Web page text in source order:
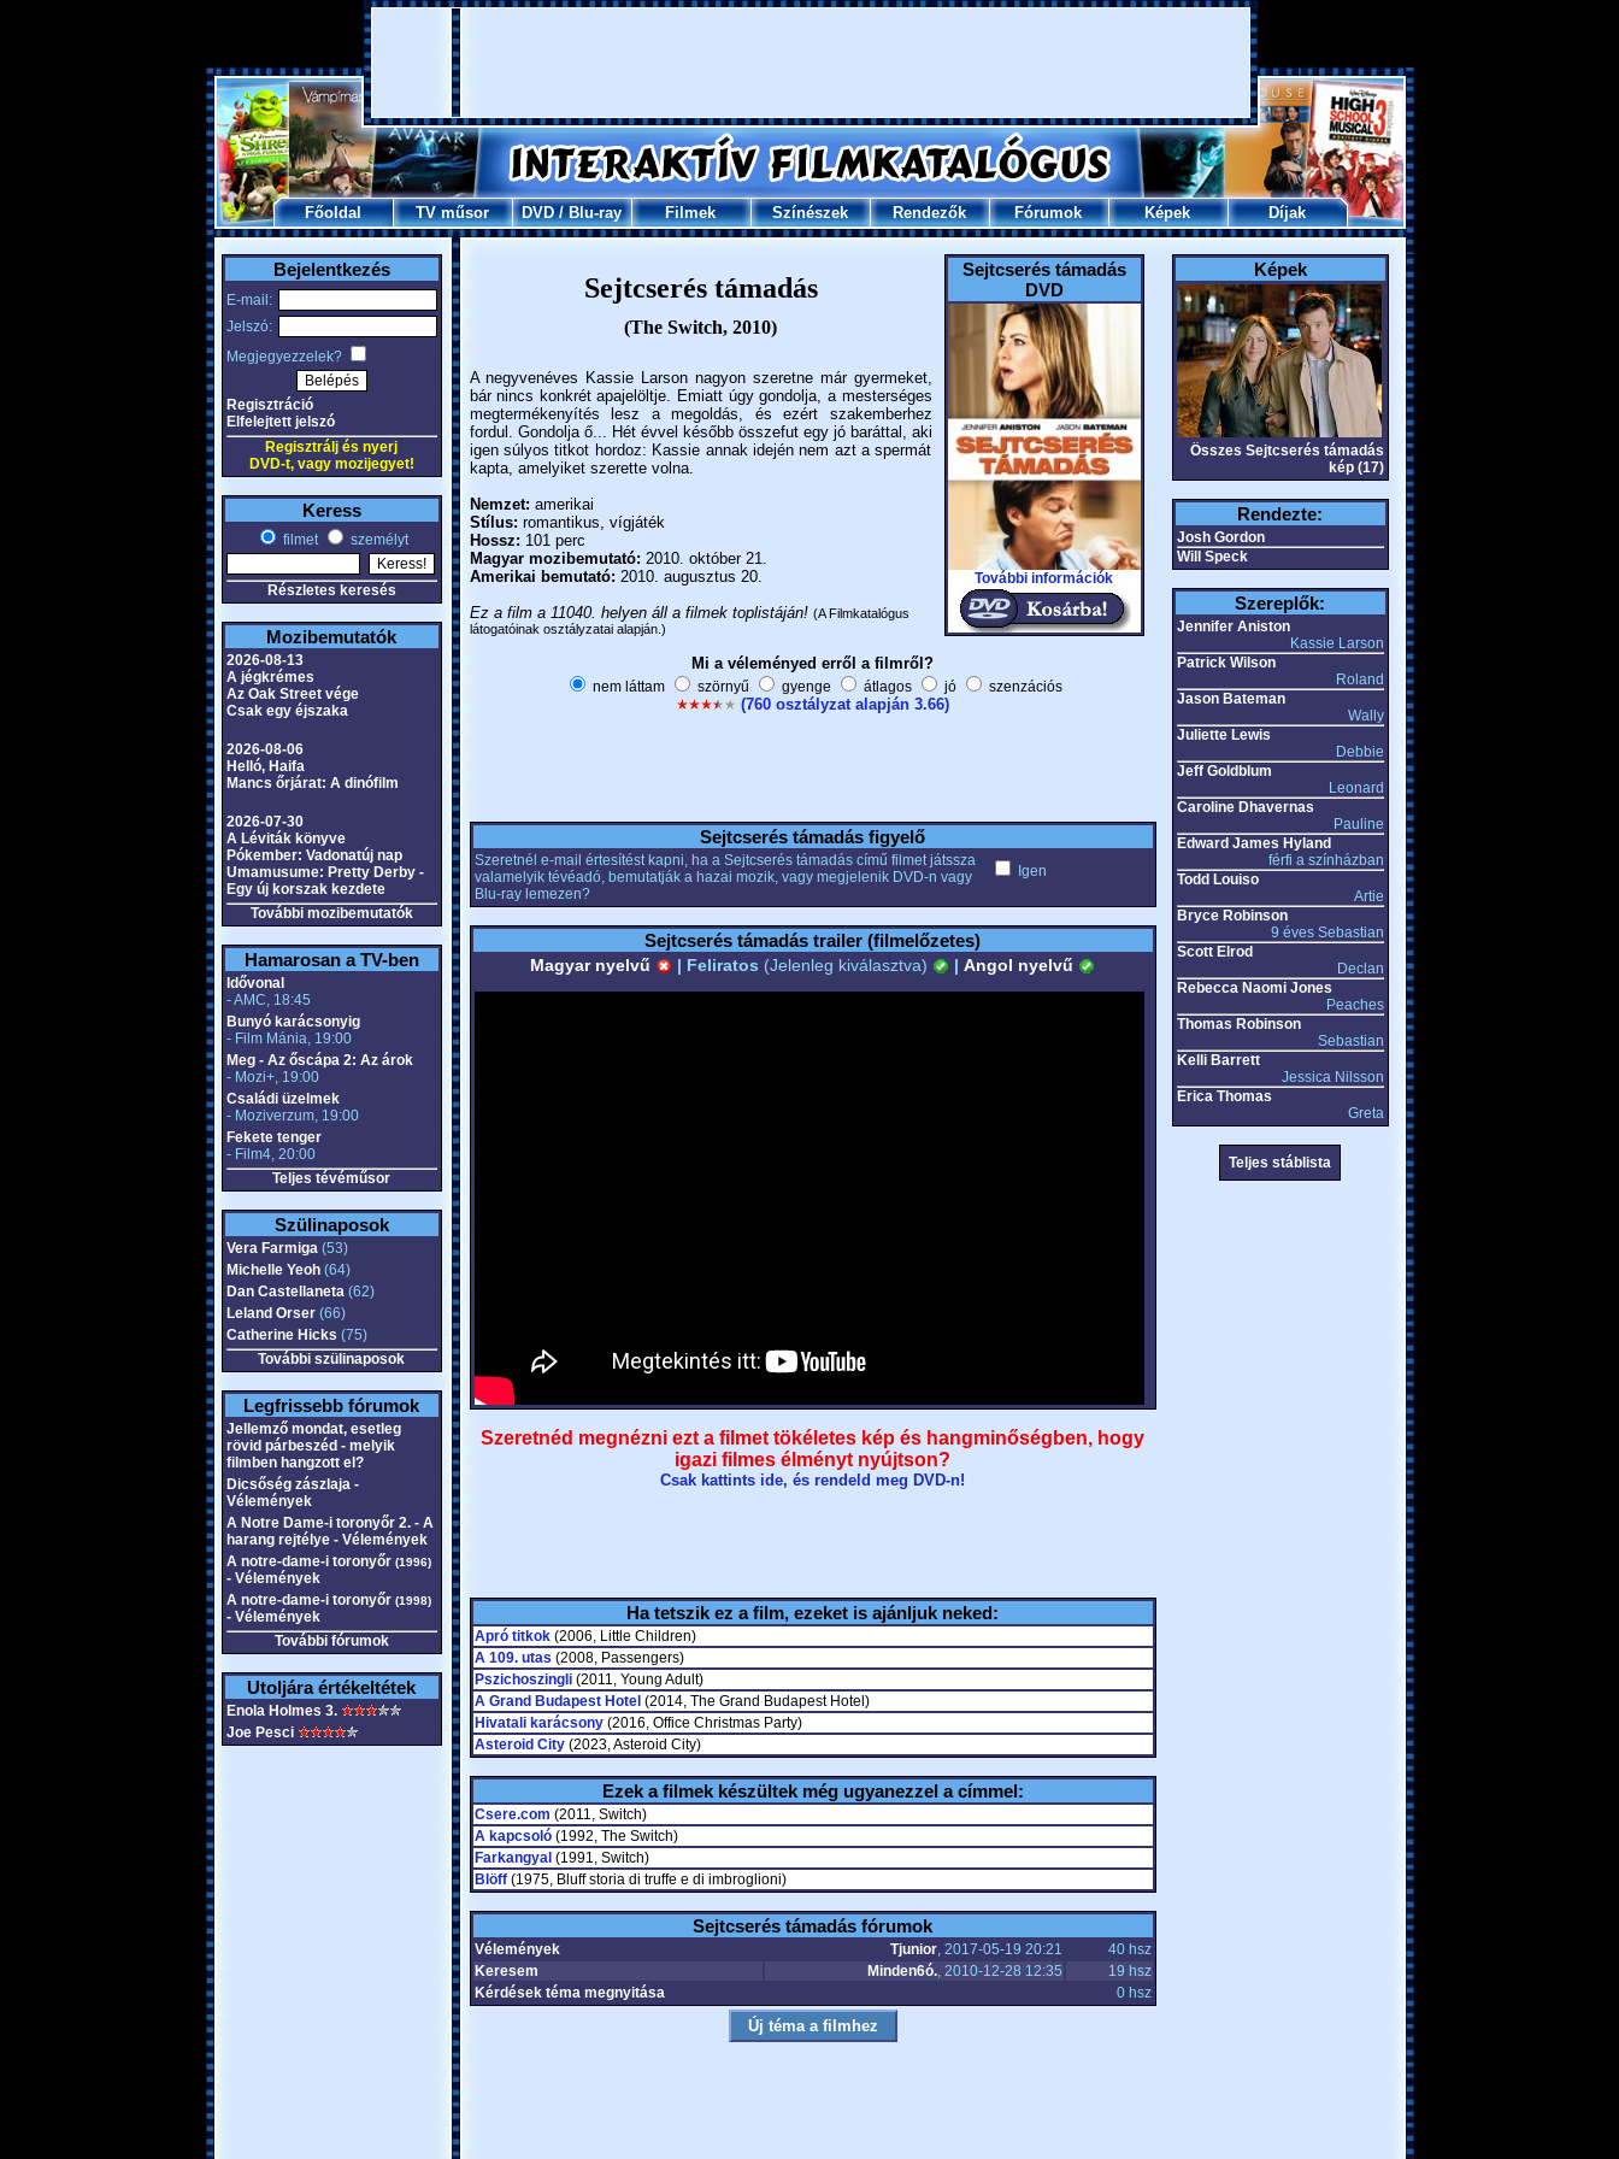
Főoldal TV műsor DVD/Blu-ray Filmek Színészek Rendezők Fórumok Képek Díjak
Bejelentkezés
E-mail:
Jelszó:
Megjegyezzelek?
Regisztráció
Elfelejtett jelszó
Regisztrálj és nyerj
DVD-t, vagy mozijegyet!
Keress
filmet személyt
Részletes keresés
Mozibemutatók
2026-08-13
A jégkrémes
Az Oak Street vége
Csak egy éjszaka
2026-08-06
Helló, Haifa
Mancs őrjárat: A dinófilm
2026-07-30
A Léviták könyve
Pókember: Vadonatúj nap
Umamusume: Pretty Derby -
Egy új korszak kezdete
További mozibemutatók
Hamarosan a TV-ben
Idővonal
- AMC, 18:45
Bunyó karácsonyig
- Film Mánia, 19:00
Meg - Az őscápa 2: Az árok
- Mozi+, 19:00
Családi üzelmek
- Moziverzum, 19:00
Fekete tenger
- Film4, 20:00
Teljes tévéműsor
Szülinaposok
Vera Farmiga(53)
Michelle Yeoh(64)
Dan Castellaneta(62)
Leland Orser(66)
Catherine Hicks (75)
További szülinaposok
Legfrissebb fórumok
Jellemző mondat, esetleg
rövid párbeszéd - melyik
filmben hangzott el?
Dicsőség zászlaja -
Vélemények
A Notre Dame-i toronyőr 2. - A
harang rejtélye - Vélemények
A notre-dame-i toronyőr (1996)
- Vélemények
A notre-dame-i toronyőr (1998)
- Vélemények
További fórumok
Utoljára értékeltétek
Enola Holmes 3.
Joe Pesci
Sejtcserés támadás
DVD
További információk
Sejtcserés támadás
(The Switch, 2010)
A negyvenéves Kassie Larson nagyon szeretne már gyermeket,
bár nincs konkrét apajelöltje. Emiatt úgy gondolja, a mesterséges
megtermékenyítés lesz a megoldás, és ezért szakemberhez
fordul. Gondolja ő... Hét évvel később összefut egy jó baráttal, aki
igen súlyos titkot hordoz: Kassie annak idején nem azt a spermát
kapta, amelyiket szerette volna.
Nemzet: amerikai
Stílus: romantikus, vígjáték
Hossz: 101 perc
Magyar mozibemutató: 2010. október 21.
Amerikai bemutató: 2010. augusztus 20.
Ez a film a 11040. helyen áll a filmek toplistáján! (A Filmkatalógus
látogatóinak osztályzatai alapján.)
Mi a véleményed erről a filmről?
nem láttam szörnyű gyenge átlagos jó szenzációs
(760 osztályzat alapján 3.66)
Sejtcserés támadás figyelő
Szeretnél e-mail értesítést kapni, ha a Sejtcserés támadás című filmet játssza
valamelyik tévéadó, bemutatják a hazai mozik, vagy megjelenik DVD-n vagy
Blu-ray lemezen?
Igen
Sejtcserés támadás trailer (filmelőzetes)
Magyar nyelvű | Feliratos (Jelenleg kiválasztva) | Angol nyelvű
Szeretnéd megnézni ezt a filmet tökéletes kép és hangminőségben, hogy
igazi filmes élményt nyújtson?
Csak kattints ide, és rendeld meg DVD-n!
Ha tetszik ez a film, ezeket is ajánljuk neked:
Apró titkok(2006, Little Children)
A 109. utas (2008, Passengers)
Pszichoszingli(2011, Young Adult)
A Grand Budapest Hotel (2014, The Grand Budapest Hotel)
Hivatali karácsony(2016, Office Christmas Party)
Asteroid City(2023, Asteroid City)
Ezek a filmek készültek még ugyanezzel a címmel:
Csere.com (2011, Switch)
A kapcsoló(1992, The Switch)
Farkangyal (1991, Switch)
Blöff(1975, Bluff storia di truffe e di imbroglioni)
Sejtcserés támadás fórumok
Vélemények Tjunior, 2017-05-19 20:21
40 hsz
Keresem
Minden6ó., 2010-12-28 12:35
19 hsz
Kérdések téma megnyitása
0 hsz
Képek
Összes Sejtcserés támadás
kép (17)
Rendezte:
Josh Gordon
Will Speck
Szereplők:
Jennifer Aniston
Kassie Larson
Patrick Wilson
Roland
Jason Bateman
Wally
Juliette Lewis
Debbie
Jeff Goldblum
Leonard
Caroline Dhavernas
Pauline
Edward James Hyland
férfi a színházban
Todd Louiso
Artie
Bryce Robinson
9 éves Sebastian
Scott Elrod
Declan
Rebecca Naomi Jones
Peaches
Thomas Robinson
Sebastian
Kelli Barrett
Jessica Nilsson
Erica Thomas
Greta
Teljes stáblista